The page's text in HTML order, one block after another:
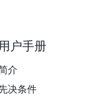
户手册
介
决条件